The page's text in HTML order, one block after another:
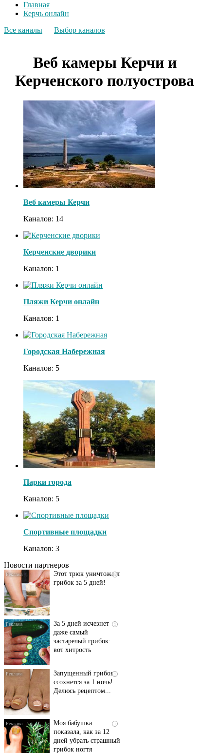
Главная
Керчь онлайн
Все каналы
Выбор каналов
Веб камеры Керчи и
Керченского полуострова
Веб камеры Керчи
Каналов: 14
Керченские дворики
Каналов: 1
Пляжи Керчи онлайн
Каналов: 1
Городская Набережная
Каналов: 5
Парки города
Каналов: 5
Спортивные площадки
Каналов: 3
Новости партнеров
запущенный грибок
если перед сном…
i
Этот трюк уничтожает
грибок за 5 дней!
i
За 5 дней исчезнет
даже самый
застарелый грибок:
вот хитрость
i
Запущенный грибок
ссохнется за 1 ночь!
Делюсь рецептом...
i
Моя бабушка
показала, как за 12
дней убрать страшный
грибок ногтя